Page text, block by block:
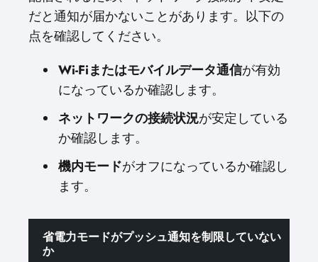
だと通知が届かないことがあります。以下の
点を確認してください。
Wi-Fiまたはモバイルデータ通信が有効
になっているか確認します。
ネットワークの接続状況が安定している
か確認します。
機内モードがオフになっているか確認し
ます。
省電力モードがプッシュ通知を制限していない
か